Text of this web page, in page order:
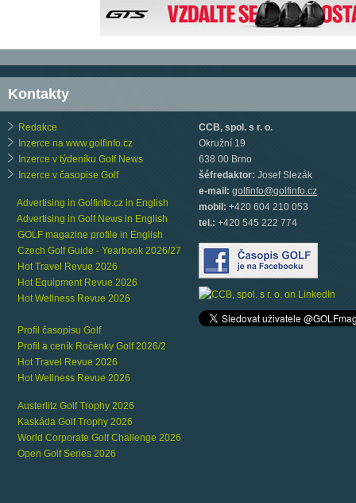
Kontakty
Redakce
Inzerce na www.golfinfo.cz
Inzerce v týdeníku Golf News
Inzerce v časopise Golf
Advertising in Golfinfo.cz in English
Advertising in Golf News in English
GOLF magazine profile in English
Czech Golf Guide - Yearbook 2026/27
Hot Travel Revue 2026
Hot Equipment Revue 2026
Hot Wellness Revue 2026
Profil časopisu Golf
Profil a ceník Ročenky Golf 2026/2
Hot Travel Revue 2026
Hot Wellness Revue 2026
Austerlitz Golf Trophy 2026
Kaskáda Golf Trophy 2026
World Corporate Golf Challenge 2026
Open Golf Series 2026
CCB, spol. s r. o.
Okružní 19
638 00 Brno
šéfredaktor: Josef Slezák
e-mail: golfinfo@golfinfo.cz
mobil: +420 604 210 053
tel.: +420 545 222 774